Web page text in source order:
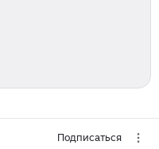
Подписаться